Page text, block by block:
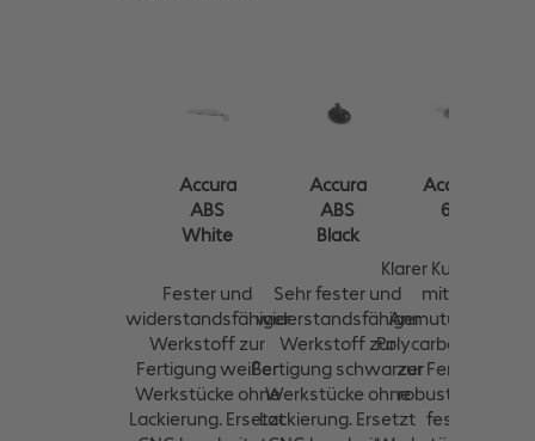
Accura
ABS
White
Fester und
widerstandsfähiger
Werkstoff zur
Fertigung weißer
Werkstücke ohne
Lackierung. Ersetzt
Accura
ABS
Black
Sehr fester und
widerstandsfähiger
Werkstoff zur
Fertigung schwarzer
Werkstücke ohne
Lackierung. Ersetzt
Accura
60
Klarer Kunststoff
mit der
Anmutung von
Polycarbonatguss
zur Fertigung
robuster und
fester